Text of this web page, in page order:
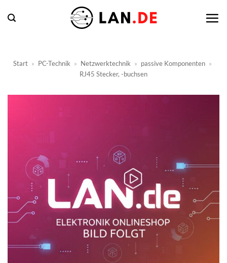
Inhalt
Start » PC-Technik » Netzwerktechnik » passive Komponenten »
RJ45 Stecker, -buchsen